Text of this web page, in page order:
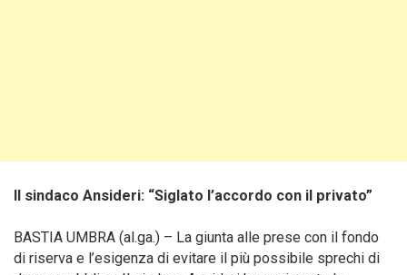
Il sindaco Ansideri: “Siglato l’accordo con il privato”
BASTIA UMBRA (al.ga.) – La giunta alle prese con il fondo
di riserva e l’esigenza di evitare il più possibile sprechi di